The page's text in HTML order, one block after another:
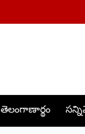
తెలంగాణార్థం